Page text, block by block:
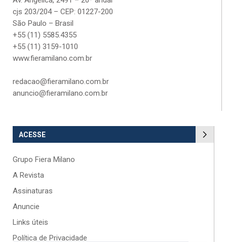
cjs 203/204 – CEP: 01227-200
São Paulo – Brasil
+55 (11) 5585.4355
+55 (11) 3159-1010
www.fieramilano.com.br
redacao@fieramilano.com.br
anuncio@fieramilano.com.br
ACESSE
Grupo Fiera Milano
A Revista
Assinaturas
Anuncie
Links úteis
Política de Privacidade